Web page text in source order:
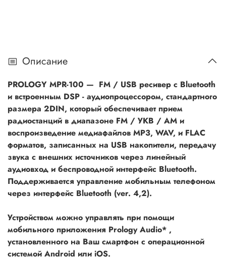
Описание
PROLOGY MPR-100 — FM / USB ресивер с Bluetooth
и встроенным DSP - аудиопроцессором, стандартного
размера 2DIN, который обеспечивает прием
радиостанций в диапазоне FM / УКВ / AM и
воспроизведение медиафайлов MP3, WAV, и FLAC
форматов, записанных на USB накопители, передачу
звука с внешних источников через линейный
аудиовход и беспроводной интерфейс Bluetooth.
Поддерживается управление мобильным телефоном
через интерфейс Bluetooth (ver. 4,2).
Устройством можно управлять при помощи
мобильного приложения Prology Audio* ,
установленного на Ваш смартфон с операционной
системой Android или iOS.